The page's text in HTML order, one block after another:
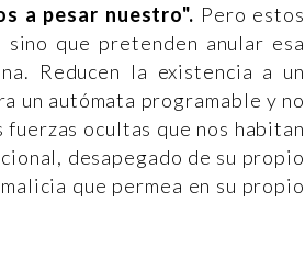
a pesar nuestro". Pero estos
que pretenden anular esa
Reducen la existencia a un
un autómata programable y no
ocultas que nos habitan
desapegado de su propio
que permea en su propio